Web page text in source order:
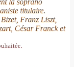
la soprano
titulaire.
Franz Liszt,
César Franck et